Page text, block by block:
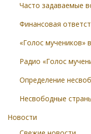
Часто задаваемые
Финансовая
«Голос мучеников»
Радио «Голос
Определение
Несвободные
Новости